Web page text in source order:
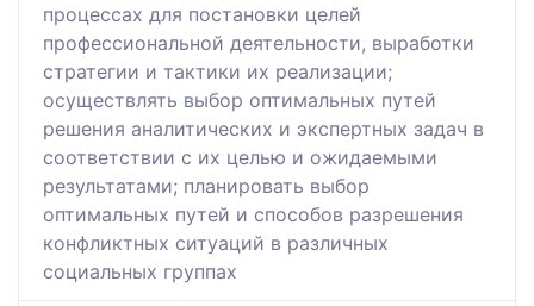
процессах для постановки целей
профессиональной деятельности, выработки
стратегии и тактики их реализации;
осуществлять выбор оптимальных путей
решения аналитических и экспертных задач в
соответствии с их целью и ожидаемыми
результатами; планировать выбор
оптимальных путей и способов разрешения
конфликтных ситуаций в различных
социальных группах